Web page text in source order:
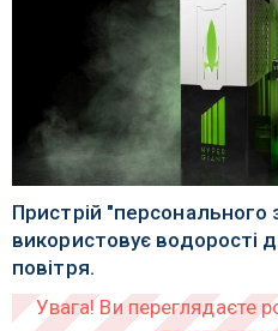
Пристрій
використовує водорості
повітря.